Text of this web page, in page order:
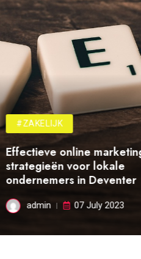
#ZAKELIJK
Effectieve online marketing
strategieën voor lokale
ondernemers in Deventer
admin 07 July 2023